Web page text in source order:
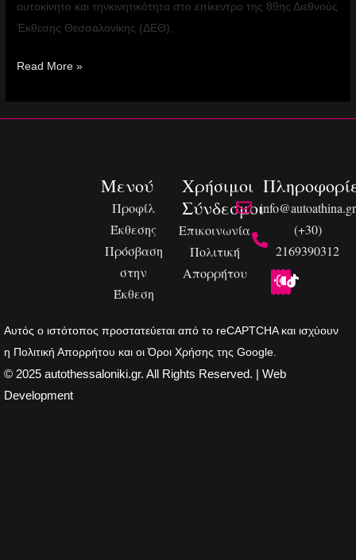
αυτοκίνητο και τηνκινητικότητα στο επίκεντρο της 89ης Διεθνούς
Έκθεσης Θεσσαλονίκης (ΔΕΘ),
Read More »
Μενού
Προφίλ
Έκθεσης
Πρόσβαση
στην
Έκθεση
Χρήσιμοι
Σύνδεσμοι
Επικοινωνία
Πολιτική
Απορρήτου
info@autoathina.gr
(+30)
2169390312
Αυτός ο ιστότοπος προστατεύεται από το reCAPTCHA και ισχύουν
η Πολιτική Απορρήτου και οιΌροι Χρήσης της Google.
© 2025 autothessaloniki.gr. All Rights Reserved. | Web
Development